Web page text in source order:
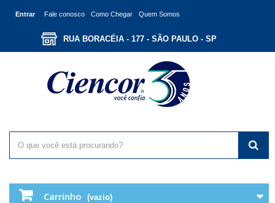
Entrar Fale conosco Como Chegar Quem Somos
RUA BORACÉIA - 177 - SÃO PAULO - SP
Carrinho (vazio)